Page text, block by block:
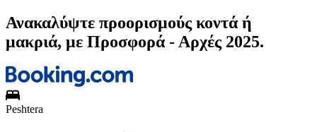
Ανακαλύψτε προορισμούς κοντά ή
μακριά, με Προσφορά - Αρχές 2025.
Peshtera